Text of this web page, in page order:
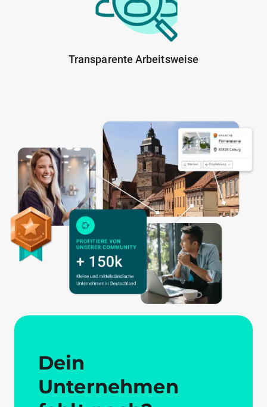
Transparente Arbeitsweise
Dein
Unternehmen